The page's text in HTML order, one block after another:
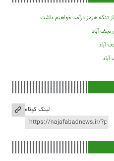
تنگه هرمز درآمد خواهیم داشت
نجف آباد
لینک کوتاه